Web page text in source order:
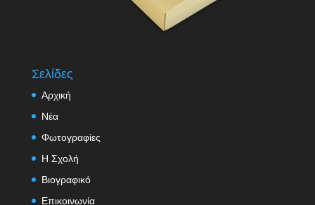
Σελίδες
Αρχική
Νέα
Φωτογραφίες
Η Σχολή
Βιογραφικό
Επικοινωνία